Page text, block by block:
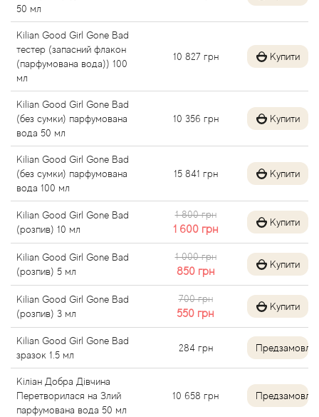
50 мл
Kilian Good Girl Gone Bad
тестер (запасний флакон
(парфумована вода)) 100
мл
10 827 грн Купити
Kilian Good Girl Gone Bad
(без сумки) парфумована
вода 50 мл
10 356 грн Купити
Kilian Good Girl Gone Bad
(без сумки) парфумована
вода 100 мл
15 841 грн Купити
Kilian Good Girl Gone Bad
(розпив) 10 мл
1 800 грн
1 600 грн
Купити
Kilian Good Girl Gone Bad
(розпив) 5 мл
1 000 грн
850 грн
Купити
Kilian Good Girl Gone Bad
(розпив) 3 мл
700 грн
550 грн
Купити
Kilian Good Girl Gone Bad
зразок 1.5 мл
284 грн
Кіліан Добра Дівчина
Перетворилася на Злий
парфумована вода 50 мл
10 658 грн
Al Haramain
Al Jazeera
Alaia Paris
Alexander McQueen
Alexandre Barthet
Alexandre J
Alfred Dunhill
Alyson Oldoini
Alyssa Ashley
American Crew
Amouage